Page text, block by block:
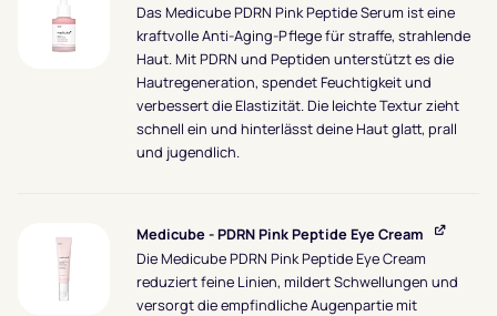
Das Medicube PDRN Pink Peptide Serum ist eine
kraftvolle Anti-Aging-Pflege für straffe, strahlende
Haut. Mit PDRN und Peptiden unterstützt es die
Hautregeneration, spendet Feuchtigkeit und
verbessert die Elastizität. Die leichte Textur zieht
schnell ein und hinterlässt deine Haut glatt, prall
und jugendlich.
Medicube - PDRN Pink Peptide Eye Cream
Die Medicube PDRN Pink Peptide Eye Cream
reduziert feine Linien, mildert Schwellungen und
versorgt die empfindliche Augenpartie mit